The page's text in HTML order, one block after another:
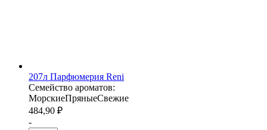
207л Парфюмерия Reni
Семейство ароматов:
МорскиеПряныеСвежие
484,90 ₽
-